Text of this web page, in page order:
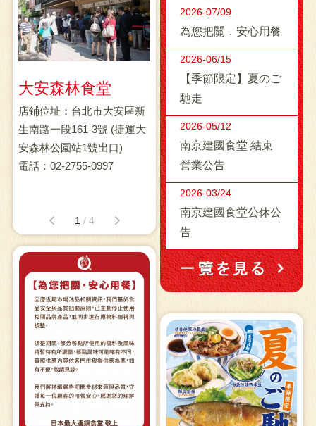
大安森林食堂
店鋪位址：台北市大安區新
生南路一段161-3號 (捷運大
安森林公園站1號出口)
電話：02-2755-0997
台中高鐵食堂
店鋪位址：台中市烏日區站
區二路8號2F (台中高鐵站內
2F)
電話：04-3600-6360
(若有訂位需求請電洽各店
鋪)
民
店鋪
生西
出口)
電話
(若有
1 / 4
2026-07/09
為您把關．安心用餐
2026-06/15
【季節限定】夏のご
馳走
2026-05/12
南京建國食堂 結束
營業公告
2026-03/24
南京建國食堂公休公
告